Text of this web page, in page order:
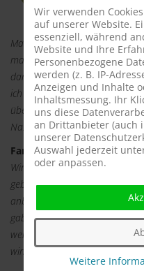
absolut
begann er mit
Matratzen beidseitig und es
machte er gleich einen neuen
danach richten können. Da ich
ich anfangs misstrauisch.
überzeugt. Ich schlief wie ein
Nase. Vielen Dank für den
Fam. Schreiber aus
Wir sind Betreiber eines Hotels
gebucht. Wir möchten
anbieten. Die Milbencleaner
gaben Sie uns gleich einen
werden regelmäßig die
wirklich sauberen Betten
Wir verwenden
auf unserer Website.
essenziell, während
Website und Ihre
Personenbezogene
werden (z. B. IP-
Anzeigen und Inhalte
Inhaltsmessung. Ihr
uns diese
an Drittanbieter (auch
unserer
Auswahl jederzeit
oder anpassen.
Weitere